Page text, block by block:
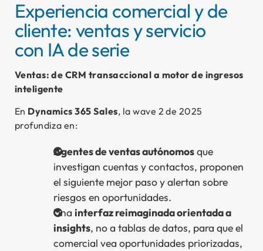
Experiencia comercial y de
cliente: ventas y servicio
con IA de serie
Ventas: de CRM transaccional a motor de ingresos
inteligente
En Dynamics 365 Sales, la wave 2 de 2025
profundiza en:
Agentes de ventas autónomosque
investigan cuentas y contactos, proponen
el siguiente mejor paso y alertan sobre
riesgos en oportunidades.
Una interfaz reimaginada orientada a
insights, no a tablas de datos, para que el
comercial vea oportunidades priorizadas,